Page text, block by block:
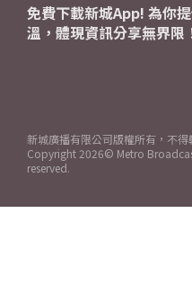
免費下載新城App! 為你
溫，體現資訊分享無界限
新城廣播有限公司版權所有，不得
Copyright 2026© Metro
reserved.